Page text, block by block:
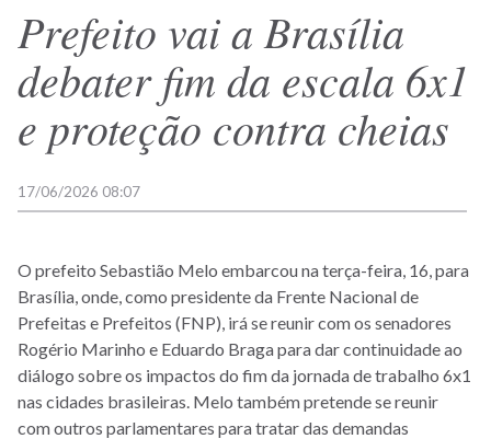
Prefeito vai a Brasília
debater fim da escala 6x1
e proteção contra cheias
17/06/2026 08:07
O prefeito Sebastião Melo embarcou na terça-feira, 16, para
Brasília, onde, como presidente da Frente Nacional de
Prefeitas e Prefeitos (FNP), irá se reunir com os senadores
Rogério Marinho e Eduardo Braga para dar continuidade ao
diálogo sobre os impactos do fim da jornada de trabalho 6x1
nas cidades brasileiras. Melo também pretende se reunir
com outros parlamentares para tratar das demandas